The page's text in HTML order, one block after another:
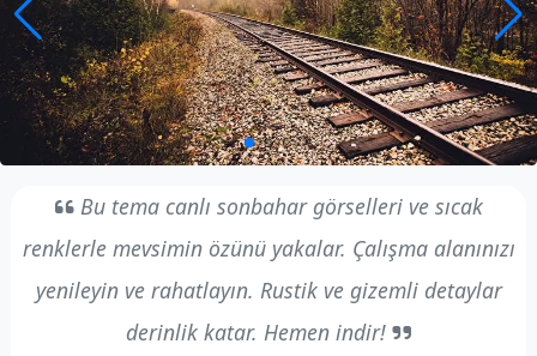
Bu tema canlı sonbahar görselleri ve sıcak
renklerle mevsimin özünü yakalar. Çalışma alanınızı
yenileyin ve rahatlayın. Rustik ve gizemli detaylar
derinlik katar. Hemen indir!